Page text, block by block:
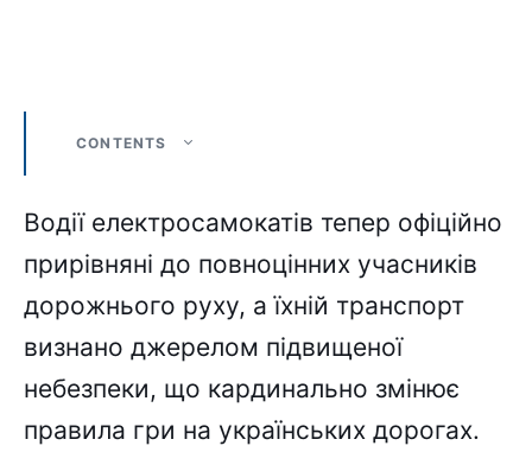
CONTENTS
Водії електросамокатів тепер офіційно
прирівняні до повноцінних учасників
дорожнього руху, а їхній транспорт
визнано джерелом підвищеної
небезпеки, що кардинально змінює
правила гри на українських дорогах.